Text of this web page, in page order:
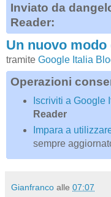
Inviato da
Reader:
Un nuovo
tramite Google Italia
Operazioni
Iscriviti a Google
Reader
Impara a
sempre
Gianfranco alle 07:07